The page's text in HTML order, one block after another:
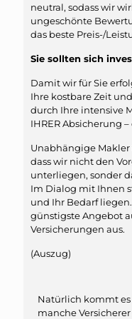
neutral, sodass wir
ungeschönte
das beste Preis-/
Sie sollten sich
Damit wir für Sie
Ihre kostbare Zeit
durch Ihre intensive
IHRER Absicherung
Unabhängige
dass wir nicht den
unterliegen, sonder
Im Dialog mit Ihnen
und Ihr Bedarf
günstigste Angebot
Versicherungen aus.
(Auszug)
Natürlich kommt es
manche